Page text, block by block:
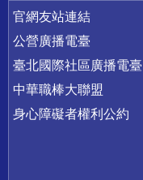
官網友站連結
公營廣播電臺
臺北國際社區廣播電臺
中華職棒大聯盟
身心障礙者權利公約